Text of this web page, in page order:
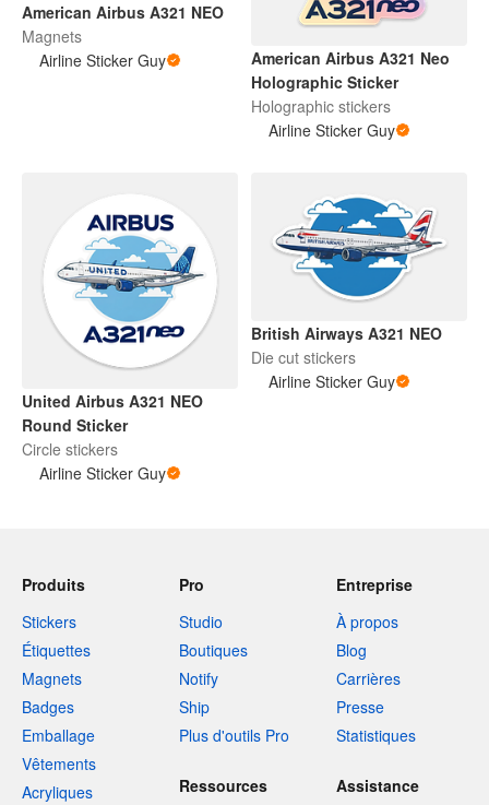
American Airbus A321 NEO
Magnets
Airline Sticker Guy
American Airbus A321 Neo
Holographic Sticker
Holographic stickers
Airline Sticker Guy
United Airbus A321 NEO
Round Sticker
Circle stickers
Airline Sticker Guy
British Airways A321 NEO
Die cut stickers
Airline Sticker Guy
Produits
Stickers
Étiquettes
Magnets
Badges
Emballage
Vêtements
Acryliques
Pro
Studio
Boutiques
Notify
Ship
Plus d'outils Pro
Entreprise
À propos
Blog
Carrières
Presse
Statistiques
Ressources
Assistance